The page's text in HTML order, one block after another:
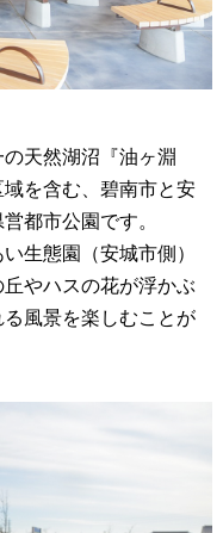
天然湖沼『油ヶ淵
域を含む、碧南市と安
都市公園です。
生態園（安城市側）
やハスの花が浮かぶ
風景を楽しむことが